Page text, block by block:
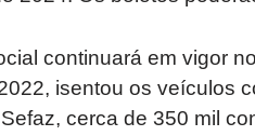
continuará em vigor
isentou os veículos
cerca de 350 mil